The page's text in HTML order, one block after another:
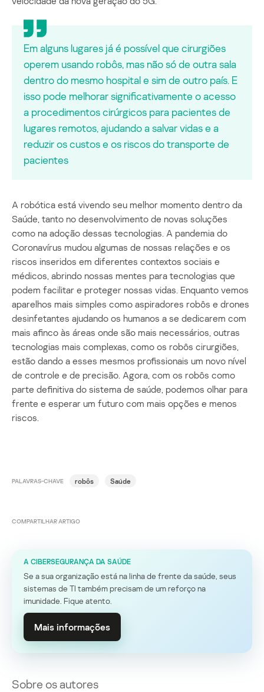
COMPARTILHAR ARTIGO
Em alguns lugares já é possível que cirurgiões
operem usando robôs, mas não só de outra sala
dentro do mesmo hospital e sim de outro país. E
isso pode melhorar significativamente o acesso
a procedimentos cirúrgicos para pacientes de
lugares remotos, ajudando a salvar vidas e a
reduzir os custos e os riscos do transporte de
pacientes
A robótica está vivendo seu melhor momento dentro da
Saúde, tanto no desenvolvimento de novas soluções
como na adoção dessas tecnologias. A pandemia do
Coronavírus mudou algumas de nossas relações e os
riscos inseridos em diferentes contextos sociais e
médicos, abrindo nossas mentes para tecnologias que
podem facilitar e proteger nossas vidas. Enquanto vemos
aparelhos mais simples como aspiradores robôs e drones
desinfetantes ajudando os humanos a se dedicarem com
mais afinco às áreas onde são mais necessários, outras
tecnologias mais complexas, como os robôs cirurgiões,
estão dando a esses mesmos profissionais um novo nível
de controle e de precisão. Agora, com os robôs como
parte definitiva do sistema de saúde, podemos olhar para
frente e esperar um futuro com mais opções e menos
riscos.
PALAVRAS-CHAVE robôs Saúde
A CIBERSEGURANÇA DA SAÚDE
Se a sua organização está na linha de frente da saúde, seus
sistemas de TI também precisam de um reforço na
imunidade. Fique atento.
Mais informações
Sobre os autores